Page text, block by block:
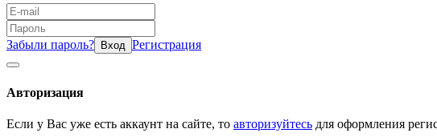
Забыли пароль? Вход Регистрация
Авторизация
Если у Вас уже есть аккаунт на сайте, то авторизуйтесь для оформления